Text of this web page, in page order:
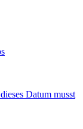
Datum musst